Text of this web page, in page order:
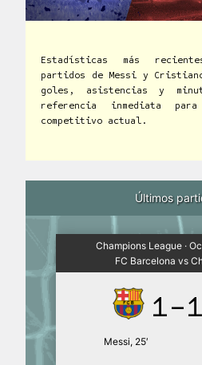
Estadísticas más
partidos de Messi y
goles, asistencias y
referencia inmediata
competitivo actual.
Últimos
Champions League ·
FC Barcelona vs
1-1
Messi, 25′